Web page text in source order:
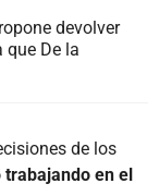
devolver
que De la
de los
trabajando en el